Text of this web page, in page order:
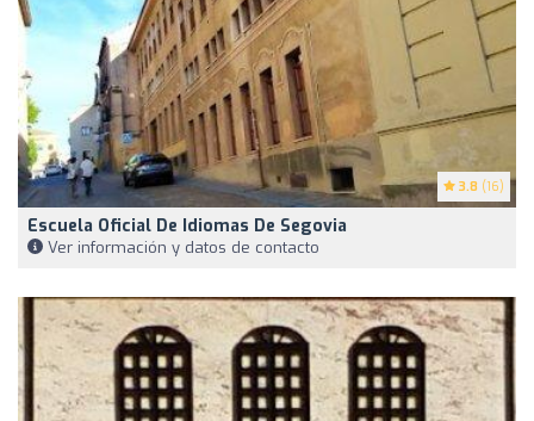
3.8 (16)
Escuela Oficial De Idiomas De Segovia
Ver información y datos de contacto